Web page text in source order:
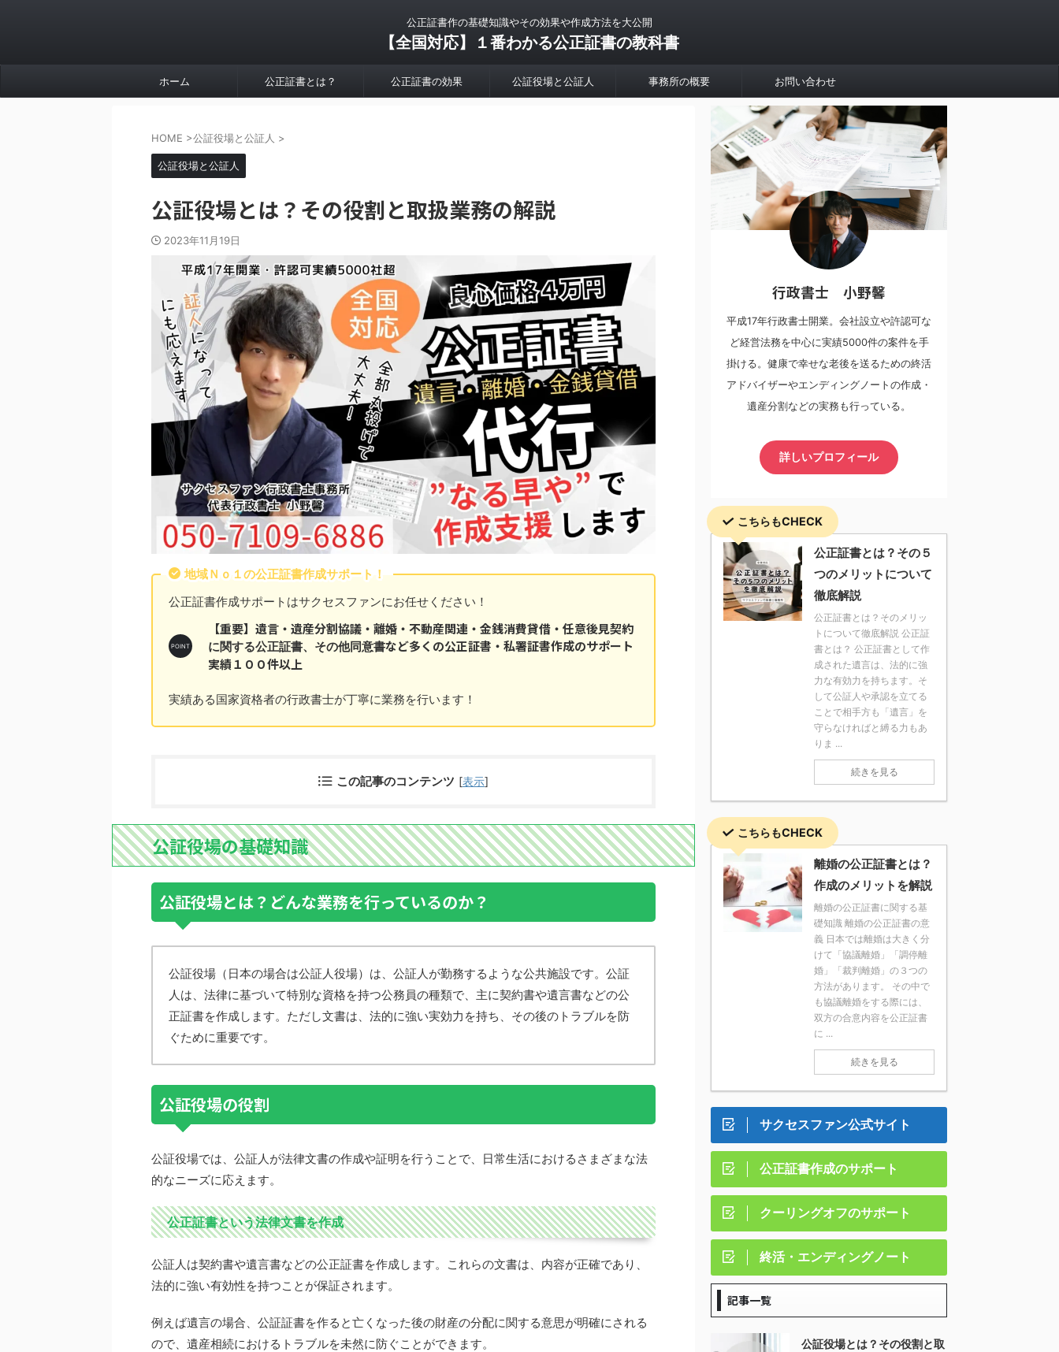
公正証書作の基礎知識やその効果や作成方法を大公開
【全国対応】１番わかる公正証書の教科書
ホーム 公正証書とは？ 公正証書の効果 公証役場と公証人 事務所の概要 お問い合わせ
HOME >公証役場と公証人 >
公証役場と公証人
公証役場とは？その役割と取扱業務の解説
2023年11月19日
地域Ｎｏ１の公正証書作成サポート！
公正証書作成サポートはサクセスファンにお任せください！
【重要】遺言・遺産分割協議・離婚・不動産関連・金銭消費貸借・任意後見契約
に関する公正証書、その他同意書など多くの公正証書・私署証書作成のサポート
実績１００件以上
実績ある国家資格者の行政書士が丁寧に業務を行います！
この記事のコンテンツ [表示]
公証役場の基礎知識
公証役場とは？どんな業務を行っているのか？
公証役場（日本の場合は公証人役場）は、公証人が勤務するような公共施設です。公証
人は、法律に基づいて特別な資格を持つ公務員の種類で、主に契約書や遺言書などの公
正証書を作成します。ただし文書は、法的に強い実効力を持ち、その後のトラブルを防
ぐために重要です。
公証役場の役割
公証役場では、公証人が法律文書の作成や証明を行うことで、日常生活におけるさまざまな法
的なニーズに応えます。
公正証書という法律文書を作成
公証人は契約書や遺言書などの公正証書を作成します。これらの文書は、内容が正確であり、
法的に強い有効性を持つことが保証されます。
例えば遺言の場合、公証証書を作ると亡くなった後の財産の分配に関する意思が明確にされる
ので、遺産相続におけるトラブルを未然に防ぐことができます。
行政書士 小野馨
平成17年行政書士開業。会社設立や許認可な
ど経営法務を中心に実績5000件の案件を手
掛ける。健康で幸せな老後を送るための終活
アドバイザーやエンディングノートの作成・
遺産分割などの実務も行っている。
詳しいプロフィール
こちらもCHECK
公正証書とは？その５
つのメリットについて
徹底解説
公正証書とは？そのメリッ
トについて徹底解説 公正証
書とは？ 公正証書として作
成された遺言は、法的に強
力な有効力を持ちます。そ
して公証人や承認を立てる
ことで相手方も「遺言」を
守らなければと縛る力もあ
りま ...
続きを見る
こちらもCHECK
離婚の公正証書とは？
作成のメリットを解説
離婚の公正証書に関する基
礎知識 離婚の公正証書の意
義 日本では離婚は大きく分
けて「協議離婚」「調停離
婚」「裁判離婚」の３つの
方法があります。 その中で
も協議離婚をする際には、
双方の合意内容を公正証書
に ...
続きを見る
サクセスファン公式サイト
公正証書作成のサポート
クーリングオフのサポート
終活・エンディングノート
記事一覧
公証役場とは？その役割と取